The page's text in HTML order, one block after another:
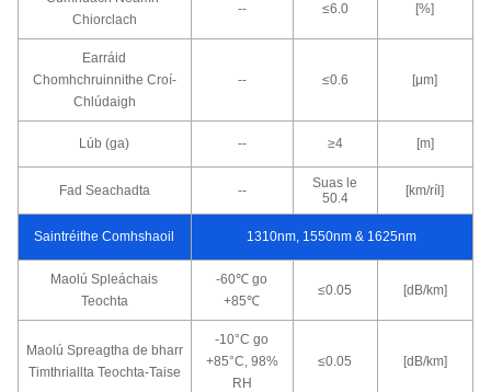
Chiorclach
-- ≤6.0 [%]
Earráid
Chomhchruinnithe Croí-
Chlúdaigh
-- ≤0.6 [μm]
Lúb (ga) -- ≥4 [m]
Fad Seachadta --
Suas le
50.4
[km/ríl]
Saintréithe Comhshaoil 1310nm, 1550nm & 1625nm
Maolú Spleáchais
Teochta
-60℃ go
+85℃
≤0.05 [dB/km]
Maolú Spreagtha de bharr
Timthriallta Teochta-Taise
-10°C go
+85°C, 98%
RH
≤0.05 [dB/km]